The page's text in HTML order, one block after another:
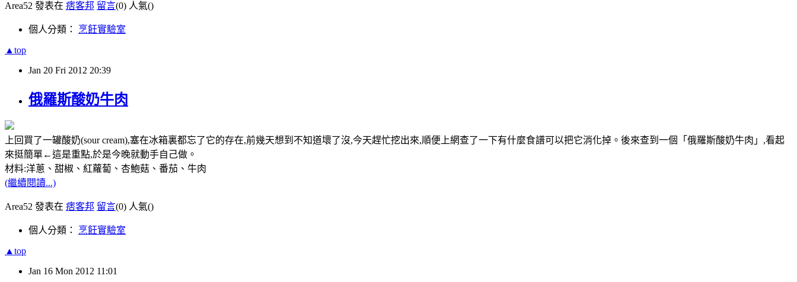
Area52 發表在 痞客邦 留言(0) 人氣()
個人分類： 烹飪實驗室
▲top
Jan 20 Fri 2012 20:39
俄羅斯酸奶牛肉
上回買了一罐酸奶(sour cream),塞在冰箱裏都忘了它的存在,前幾天想到不知道壞了沒,今天趕忙挖出來,順便上網查了一下有什麼食譜可以把它消化掉。後來查到一個「俄羅斯酸奶牛肉」,看起
來挺簡單←這是重點,於是今晚就動手自己做。
材料:洋蔥、甜椒、紅蘿蔔、杏鮑菇、番茄、牛肉
(繼續閱讀...)
Area52 發表在 痞客邦 留言(0) 人氣()
個人分類： 烹飪實驗室
▲top
Jan 16 Mon 2012 11:01